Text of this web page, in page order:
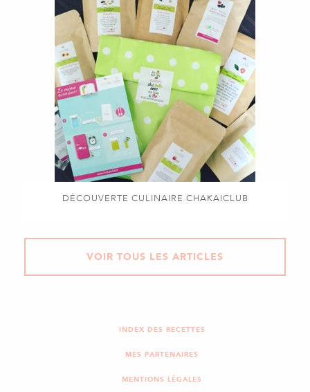
DÉCOUVERTE CULINAIRE CHAKAICLUB
VOIR TOUS LES ARTICLES
INDEX DES RECETTES
MES PARTENAIRES
MENTIONS LÉGALES